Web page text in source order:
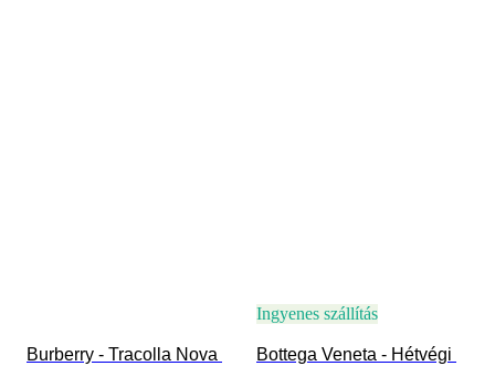
Burberry - Tracolla Nova
Ingyenes szállítás
Bottega Veneta - Hétvégi